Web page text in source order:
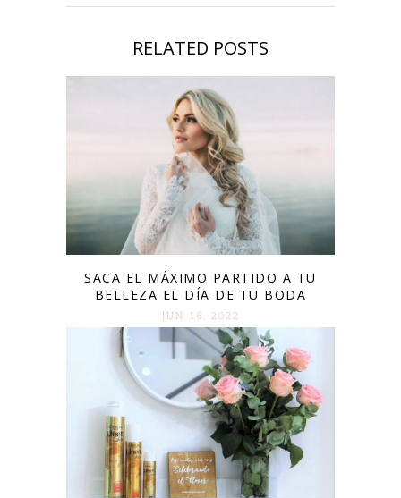
RELATED POSTS
SACA EL MÁXIMO PARTIDO A TU
BELLEZA EL DÍA DE TU BODA
JUN 16. 2022